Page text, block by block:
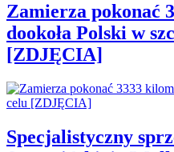
Zamierza pokonać
dookoła Polski w
[ZDJĘCIA]
Specjalistyczny